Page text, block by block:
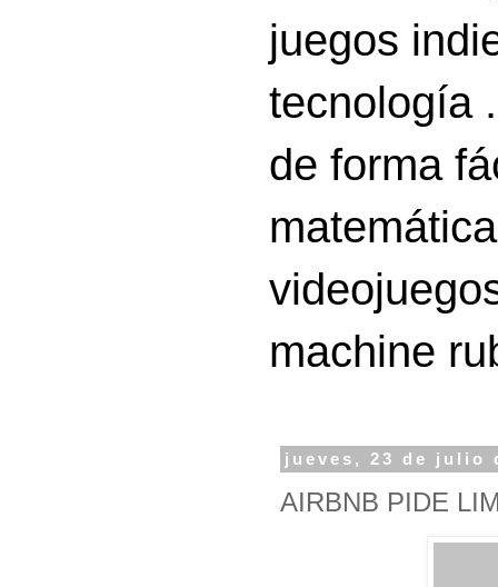
juegos
tecnología
de forma
machine
jueves, 23 de julio
AIRBNB PIDE